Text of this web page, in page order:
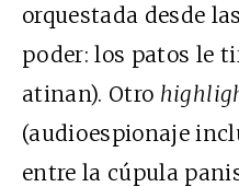
orquestada desde
poder: los patos le
atinan). Otro
(audioespionaje
entre la cúpula